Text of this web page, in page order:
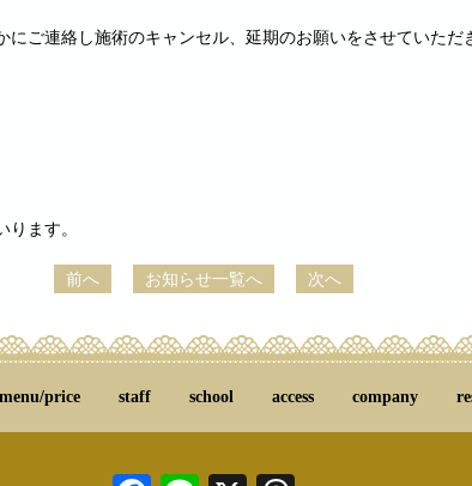
にご連絡し施術のキャンセル、延期のお願いをさせていただ
ます。
前へ お知らせ一覧へ 次へ
menu/price staff school access company